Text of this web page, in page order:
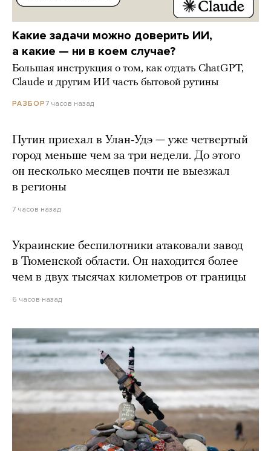
Какие задачи можно доверить ИИ,
а какие — ни в коем случае?
Большая инструкция о том, как отдать ChatGPT,
Claude и другим ИИ часть бытовой рутины
РАЗБОР7 часов назад
Путин приехал в Улан-Удэ — уже четвертый
город меньше чем за три недели. До этого
он несколько месяцев почти не выезжал
в регионы
7 часов назад
Украинские беспилотники атаковали завод
в Тюменской области. Он находится более
чем в двух тысячах километров от границы
6 часов назад